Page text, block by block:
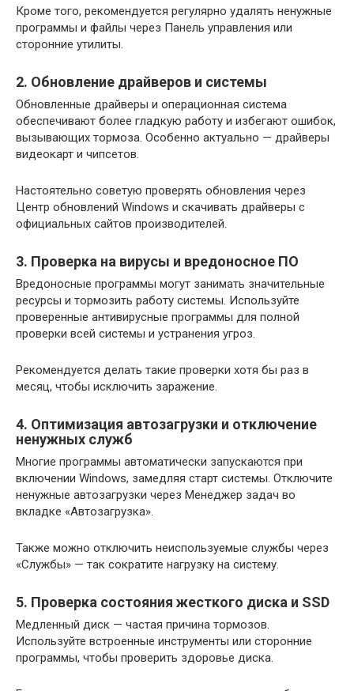
Кроме того, рекомендуется регулярно удалять ненужные
программы и файлы через Панель управления или
сторонние утилиты.
2. Обновление драйверов и системы
Обновленные драйверы и операционная система
обеспечивают более гладкую работу и избегают ошибок,
вызывающих тормоза. Особенно актуально — драйверы
видеокарт и чипсетов.
Настоятельно советую проверять обновления через
Центр обновлений Windows и скачивать драйверы с
официальных сайтов производителей.
3. Проверка на вирусы и вредоносное ПО
Вредоносные программы могут занимать значительные
ресурсы и тормозить работу системы. Используйте
проверенные антивирусные программы для полной
проверки всей системы и устранения угроз.
Рекомендуется делать такие проверки хотя бы раз в
месяц, чтобы исключить заражение.
4. Оптимизация автозагрузки и отключение
ненужных служб
Многие программы автоматически запускаются при
включении Windows, замедляя старт системы. Отключите
ненужные автозагрузки через Менеджер задач во
вкладке «Автозагрузка».
Также можно отключить неиспользуемые службы через
«Службы» — так сократите нагрузку на систему.
5. Проверка состояния жесткого диска и SSD
Медленный диск — частая причина тормозов.
Используйте встроенные инструменты или сторонние
программы, чтобы проверить здоровье диска.